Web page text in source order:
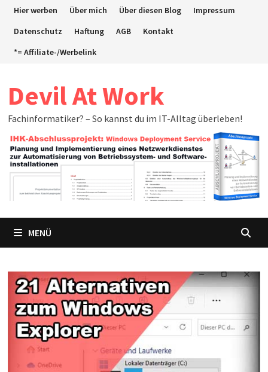
ZumHier werben Über mich Über diesen Blog
Impressum
Datenschutz
Haftung AGB
Kontakt
*= Affiliate-/Werbelink
Devil At Work
Fachinformatiker? – So kannst du im IT-Alltag überleben!
MENÜ